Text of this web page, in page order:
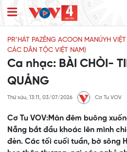
PR’HÁT PAZÊNG ACOON MANÚYH
CÁC DÂN TỘC VIỆT NAM)
Ca nhạc: BÀI CHÒI-
QUẢNG
Thứ sáu, 13:11, 03/07/2026 Cơ Tu VOV
Cơ Tu VOV:Màn đêm buông
Nẵng bắt đầu khoác lên mình
đèn. Các tối cuối tuần, bờ sông